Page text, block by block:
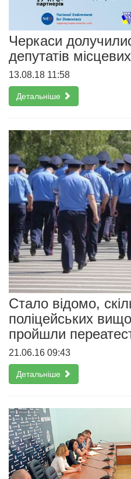
Черкаси
депутатів
13.08.18 11:58
Детальніше
Cтало відомо,
поліцейських
пройшли
21.06.16 09:43
Детальніше